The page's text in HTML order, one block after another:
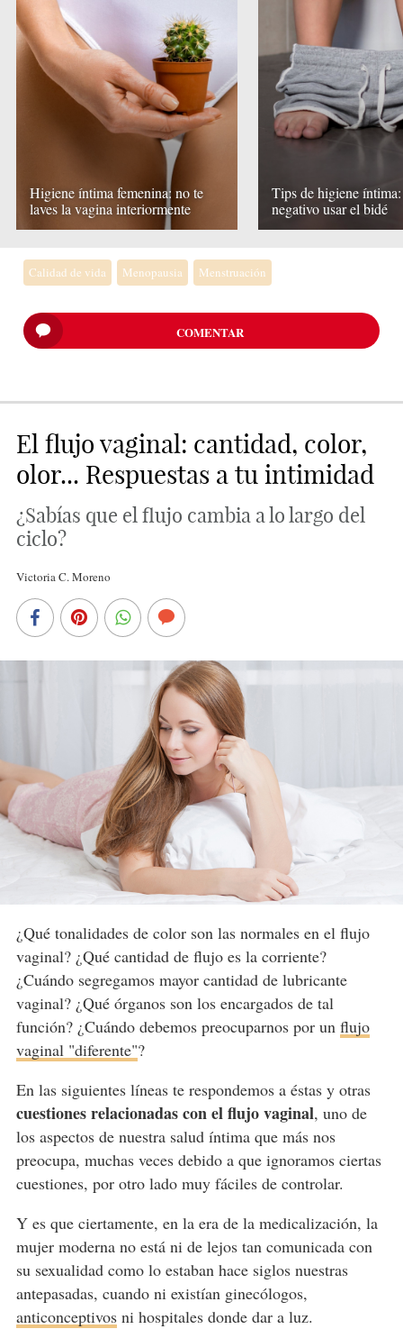
Higiene íntima femenina: no te
laves la vagina interiormente
Tips de higiene
negativo usar el bidé
Calidad de vida Menopausia Menstruación
COMENTAR
El flujo vaginal: cantidad, color,
olor... Respuestas a tu intimidad
¿Sabías que el flujo cambia a lo largo del
ciclo?
Victoria C. Moreno
¿Qué tonalidades de color son las normales en el flujo
vaginal? ¿Qué cantidad de flujo es la corriente?
¿Cuándo segregamos mayor cantidad de lubricante
vaginal? ¿Qué órganos son los encargados de tal
función? ¿Cuándo debemos preocuparnos por un flujo
vaginal "diferente"?
En las siguientes líneas te respondemos a éstas y otras
cuestiones relacionadas con el flujo vaginal, uno de
los aspectos de nuestra salud íntima que más nos
preocupa, muchas veces debido a que ignoramos ciertas
cuestiones, por otro lado muy fáciles de controlar.
Y es que ciertamente, en la era de la medicalización, la
mujer moderna no está ni de lejos tan comunicada con
su sexualidad como lo estaban hace siglos nuestras
antepasadas, cuando ni existían ginecólogos,
anticonceptivosni hospitales donde dar a luz.